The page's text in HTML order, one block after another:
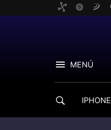
MENÚ
IPHONE